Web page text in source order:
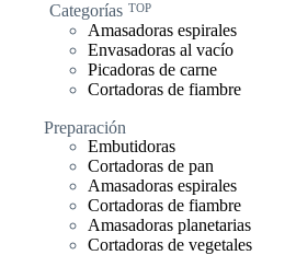
Categorías TOP
Amasadoras espirales
Envasadoras al vacío
Picadoras de carne
Cortadoras de fiambre
Preparación
Embutidoras
Cortadoras de pan
Amasadoras espirales
Cortadoras de fiambre
Amasadoras planetarias
Cortadoras de vegetales